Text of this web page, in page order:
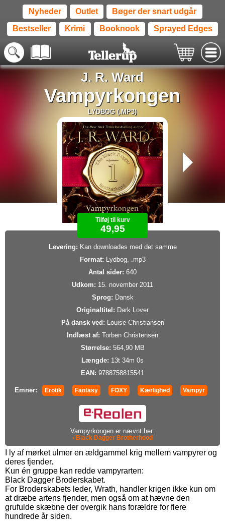
Nyheder Outlet Bøger der snart udgår
Bestseller Krimi Booknook Sprayed Edges
J. R. Ward
Vampyrkongen
LYDBOG (.MP3)
Tilføj til kurv
49,95
Levering: Kan downloades med det samme
Format: Lydbog, .mp3
Antal sider: 640
Udkom: 15. november 2011
Sprog: Dansk
Originaltitel: Dark Lover
På dansk ved: Louise Christiansen
Indlæst af: Torben Christensen
Størrelse: 564,90 MB
Længde: 13t 34m 0s
EAN: 9788758815541
Emner: Erotik Fantasy FOXY Kærlighed Vampyr
Vampyrkongen er nævnt her:
• Black Dagger Brotherhood
I ly af mørket ulmer en ældgammel krig mellem vampyrer og
deres fjender.
Kun én gruppe kan redde vampyrarten:
Black Dagger Broderskabet.
For Broderskabets leder, Wrath, handler krigen ikke kun om
at dræbe artens fjender, men også om at hævne den
grufulde skæbne der overgik hans forældre for flere
hundrede år siden.